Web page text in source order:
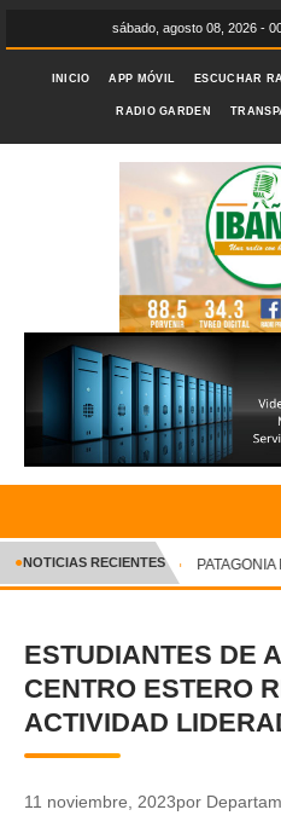
sábado, agosto 08, 2026 -
INICIO APP MÓVIL ESCUCHAR
RADIO GARDEN
INICIO
CRÓNICA
DEPORTES
ENTRETENIMIENTO Y CULTURA
✕
●NOTICIAS RECIENTES PATAGONIA
ESTUDIANTES DE
CENTRO ESTERO
ACTIVIDAD
11 noviembre, 2023por